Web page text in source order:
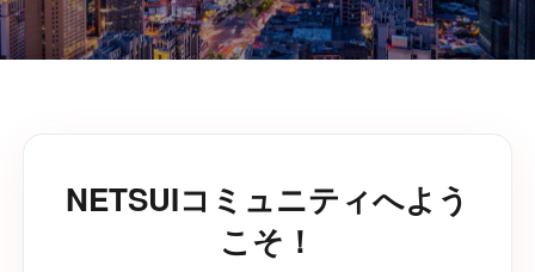
NETSUIコミュニティへよう
こそ！